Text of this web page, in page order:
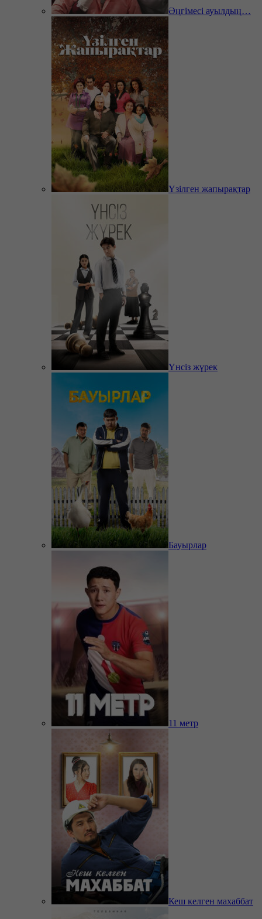
Әңгімесі ауылдың…
Үзілген жапырақтар
Үнсіз жүрек
Бауырлар
11 метр
Кеш келген махаббат